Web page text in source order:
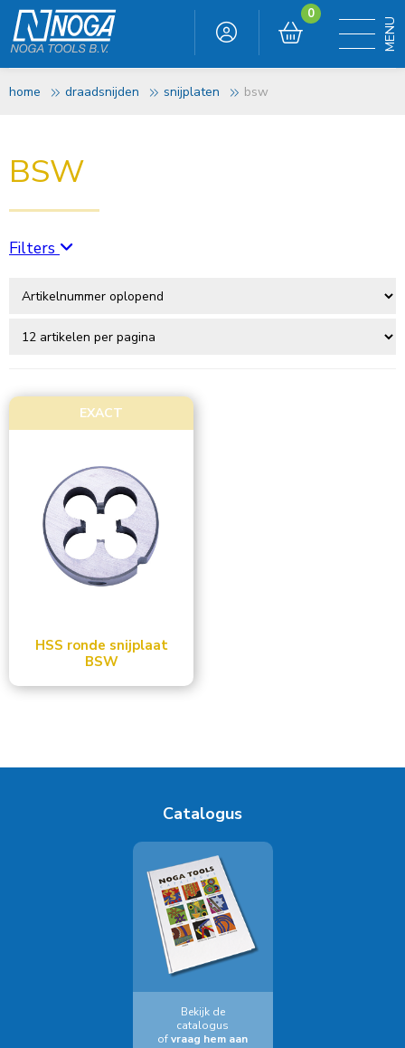
0
home draadsnijden snijplaten bsw
BSW
Filters
Te bewerken materiaal
Alu zacht (langspanig)
Staal <600 N / mm2(17)
Toon meerEXACT
HSS ronde snijplaat
BSW
Catalogus
Bekijk de
catalogus
ofvraag hem aan